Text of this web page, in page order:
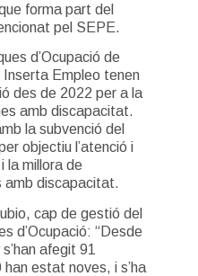
forma part del
pel SEPE.
d’Ocupació de
Inserta Empleo tenen
des de 2022 per a la
amb discapacitat.
la subvenció del
objectiu l’atenció i
la millora de
amb discapacitat.
cap de gestió del
d’Ocupació: “Desde
afegit 91
estat noves, i s’ha